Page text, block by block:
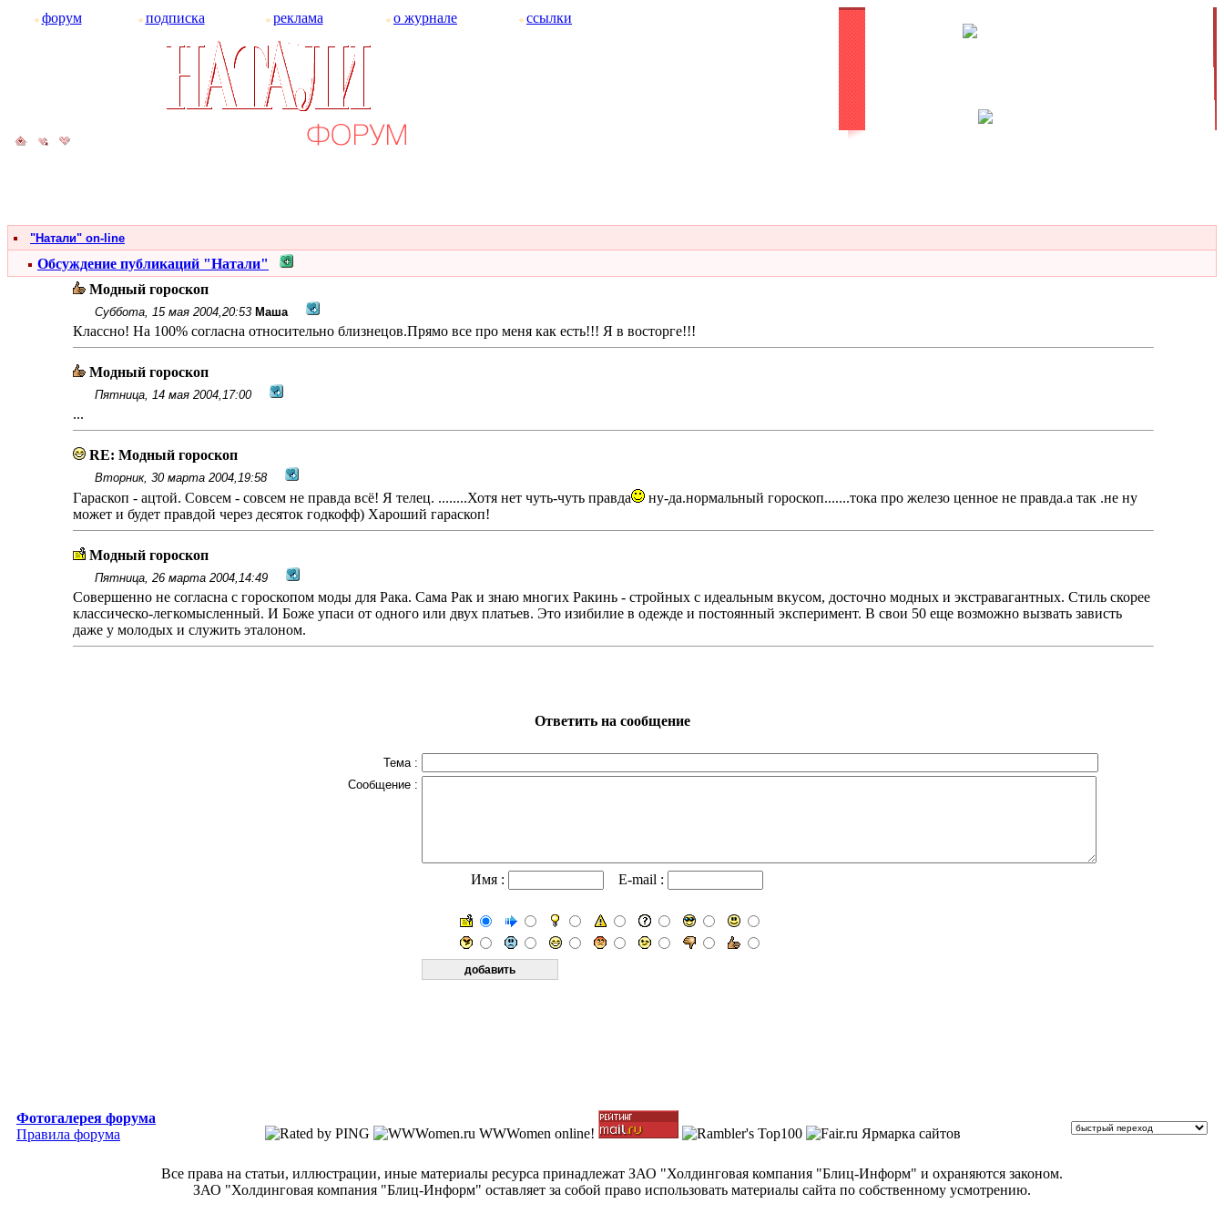
форум подписка реклама о журнале ссылки
"Натали" on-line
Обсуждение публикаций "Натали"
Модный гороскоп
Суббота, 15 мая 2004,20:53 Маша
Классно! На 100% согласна относительно близнецов.Прямо все про меня как есть!!! Я в восторге!!!
Модный гороскоп
Пятница, 14 мая 2004,17:00
...
RE: Модный гороскоп
Вторник, 30 марта 2004,19:58
Гараскоп - ацтой. Совсем - совсем не правда всë! Я телец. ........Хотя нет чуть-чуть правда
ну-да.нормальный гороскоп.......тока про железо ценное не правда.а так .не ну
может и будет правдой через десяток годкофф) Хароший гараскоп!
Модный гороскоп
Пятница, 26 марта 2004,14:49
Совершенно не согласна с гороскопом моды для Рака. Сама Рак и знаю многих Ракинь - стройных с идеальным вкусом, досточно модных и экстравагантных. Стиль скорее
классическо-легкомысленный. И Боже упаси от одного или двух платьев. Это изибилие в одежде и постоянный эксперимент. В свои 50 еще возможно вызвать зависть
даже у молодых и служить эталоном.
Ответить на сообщение
Тема :
Сообщение :
Имя : E-mail :
Фотогалерея форума
Правила форума
Все права на статьи, иллюстрации, иные материалы ресурса принадлежат ЗАО "Холдинговая компания "Блиц-Информ" и охраняются законом.
ЗАО "Холдинговая компания "Блиц-Информ" оставляет за собой право использовать материалы сайта по собственному усмотрению.